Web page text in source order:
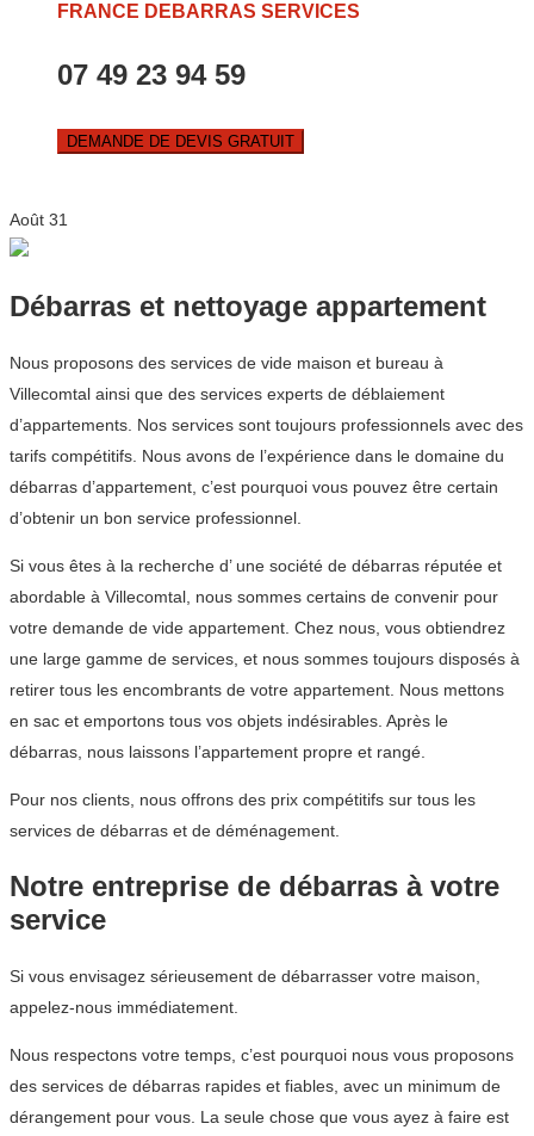
FRANCE DEBARRAS SERVICES
07 49 23 94 59
DEMANDE DE DEVIS GRATUIT
Août 31
Débarras et nettoyage appartement
Nous proposons des services de vide maison et bureau à
Villecomtal ainsi que des services experts de déblaiement
d’appartements. Nos services sont toujours professionnels avec des
tarifs compétitifs. Nous avons de l’expérience dans le domaine du
débarras d’appartement, c’est pourquoi vous pouvez être certain
d’obtenir un bon service professionnel.
Si vous êtes à la recherche d’ une société de débarras réputée et
abordable à Villecomtal, nous sommes certains de convenir pour
votre demande de vide appartement. Chez nous, vous obtiendrez
une large gamme de services, et nous sommes toujours disposés à
retirer tous les encombrants de votre appartement. Nous mettons
en sac et emportons tous vos objets indésirables. Après le
débarras, nous laissons l’appartement propre et rangé.
Pour nos clients, nous offrons des prix compétitifs sur tous les
services de débarras et de déménagement.
Notre entreprise de débarras à votre
service
Si vous envisagez sérieusement de débarrasser votre maison,
appelez-nous immédiatement.
Nous respectons votre temps, c’est pourquoi nous vous proposons
des services de débarras rapides et fiables, avec un minimum de
dérangement pour vous. La seule chose que vous ayez à faire est